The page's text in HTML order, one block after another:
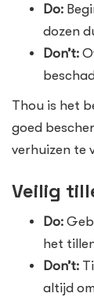
Do:
dozen
Don’t:
Thou is het
goed
verhuizen te
Veilig
Do:
het
Don’t:
altijd